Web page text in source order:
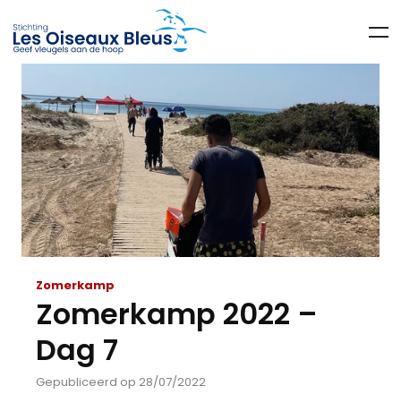
Zomerkamp
Zomerkamp 2022 –
Dag 7
Gepubliceerd op 28/07/2022